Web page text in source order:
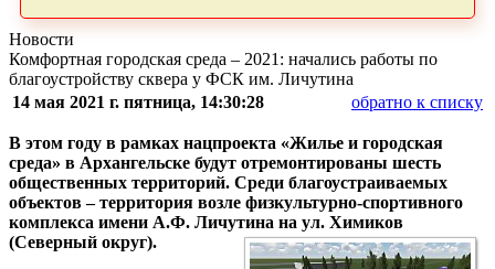
Новости
Комфортная городская среда – 2021: начались работы по
благоустройству сквера у ФСК им. Личутина
14 мая 2021 г. пятница, 14:30:28
обратно к списку
В этом году в рамках нацпроекта «Жилье и городская
среда» в Архангельске будут отремонтированы шесть
общественных территорий. Среди благоустраиваемых
объектов – территория возле физкультурно-спортивного
комплекса имени А.Ф. Личутина на ул. Химиков
(Северный округ).